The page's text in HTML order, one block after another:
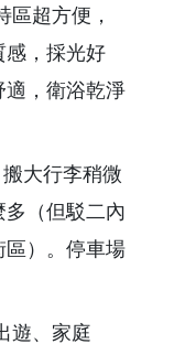
區超方便，
感，採光好
適，衛浴乾淨
大行李稍微
（但駁二內
）。停車場
遊、家庭